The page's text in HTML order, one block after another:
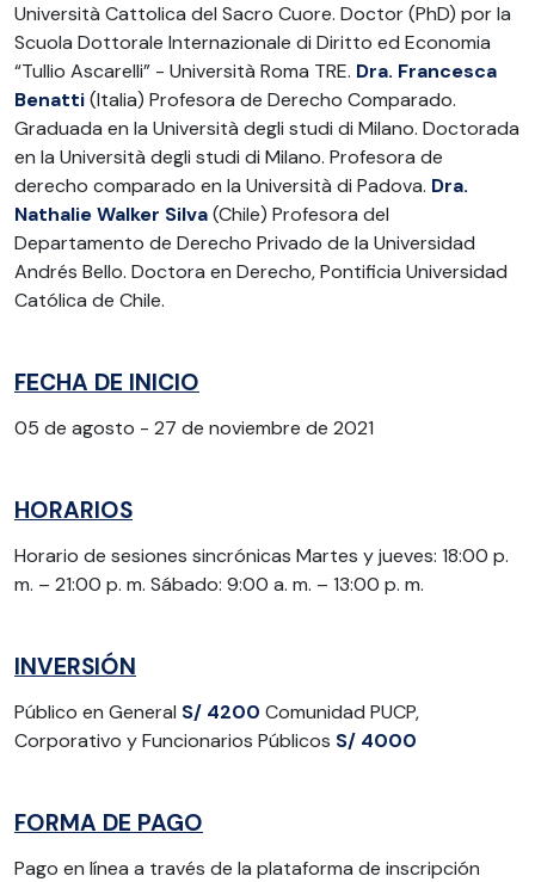
Università Cattolica del Sacro Cuore. Doctor (PhD) por la
Scuola Dottorale Internazionale di Diritto ed Economia
“Tullio Ascarelli” - Università Roma TRE. Dra. Francesca
Benatti(Italia) Profesora de Derecho Comparado.
Graduada en la Università degli studi di Milano. Doctorada
en la Università degli studi di Milano. Profesora de
derecho comparado en la Università di Padova. Dra.
Nathalie Walker Silva(Chile) Profesora del
Departamento de Derecho Privado de la Universidad
Andrés Bello. Doctora en Derecho, Pontificia Universidad
Católica de Chile.
FECHA DE INICIO
05 de agosto - 27 de noviembre de 2021
HORARIOS
Horario de sesiones sincrónicas Martes y jueves: 18:00 p.
m. – 21:00 p. m. Sábado: 9:00 a. m. – 13:00 p. m.
INVERSIÓN
Público en General S/ 4200 Comunidad PUCP,
Corporativo y Funcionarios Públicos S/ 4000
FORMA DE PAGO
Pago en línea a través de la plataforma de inscripción